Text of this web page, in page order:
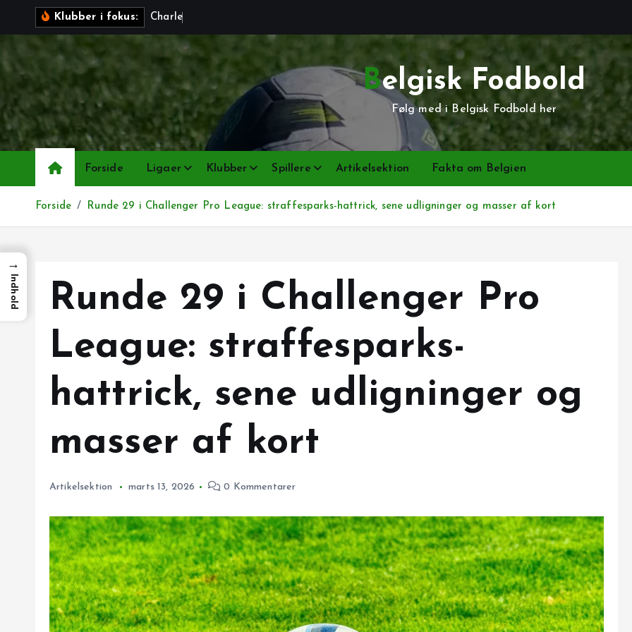
Klubber i fokus: Cha r e
Belgisk Fodbold
Følg med i Belgisk Fodbold her
Forside Ligaer Klubber Spillere Artikelsektion Fakta om Belgien
Forside Runde 29 i Challenger Pro League: straffesparks-hattrick, sene udligninger og masser af kort
Runde 29 i Challenger Pro
League: straffesparks-
hattrick, sene udligninger og
masser af kort
Artikelsektion marts 13, 2026 0 Kommentarer
→
Indhold